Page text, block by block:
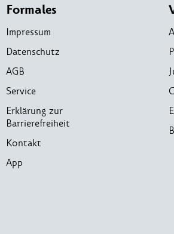
Formales
Impressum
Datenschutz
AGB
Service
Erklärung zur
Barrierefreiheit
Kontakt
App